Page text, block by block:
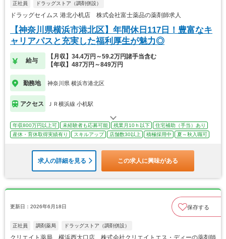
正社員 ドラッグストア（調剤併設）
ドラッグセイムス 港北小机店 株式会社富士薬品の薬剤師求人
【神奈川県横浜市港北区】年間休日117日！豊富なキ
ャリアパスと充実した福利厚生が魅力◎
給与
【月収】34.4万円～59.2万円諸手当含む
【年収】487万円～849万円
勤務地 神奈川県 横浜市港北区
アクセス ＪＲ横浜線 小机駅
年収800万円以上可 未経験者も応募可能 残業月10ｈ以下
住宅補助（手当）あり
産休・育休取得実績有り
スキルアップ 店舗数30以上 積極採用中 夏～秋入職可
求人の詳細を見る この求人に興味がある
更新日：2026年6月18日 保存する
正社員 調剤薬局 ドラッグストア（調剤併設）
クリエイト薬局 横浜西大口店 株式会社クリエイトエス・ディーの薬剤師